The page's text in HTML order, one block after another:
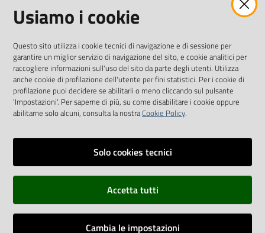
SEGUICI SU
TwitterFacebookYoutube
Vai alla pagina
Dichiarazione di accessibilità
Usiamo i cookie
Questo sito utilizza i cookie tecnici di navigazione e di sessione per
garantire un miglior servizio di navigazione del sito, e cookie analitici per
raccogliere informazioni sull'uso del sito da parte degli utenti. Utilizza
anche cookie di profilazione dell'utente per fini statistici. Per i cookie di
profilazione puoi decidere se abilitarli o meno cliccando sul pulsante
'Impostazioni'. Per saperne di più, su come disabilitare i cookie oppure
abilitarne solo alcuni, consulta la nostraCookie Policy.
Solo cookies tecnici
Accetta tutti
Cambia le impostazioni